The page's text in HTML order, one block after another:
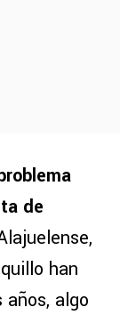
de
han
algo